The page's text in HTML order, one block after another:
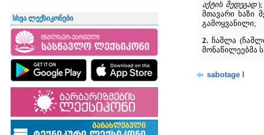
სხვა ლექსიკონები
აქტის შედეგად
მთავარი ხაზი
გამოყვანილი;
2.ჩაშლა
მონაწილეებმა
sabotage I